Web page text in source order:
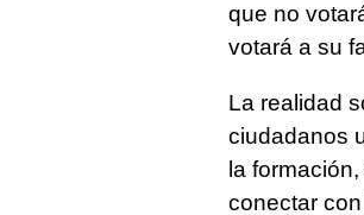
que no
votará a su
La realidad
ciudadanos
la
conectar